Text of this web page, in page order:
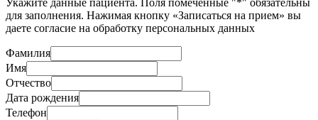
для заполнения. Нажимая кнопку «Записаться на прием» вы
даете согласие на обработку персональных данных
Фамилия
Имя
Отчество
Дата рождения
Телефон